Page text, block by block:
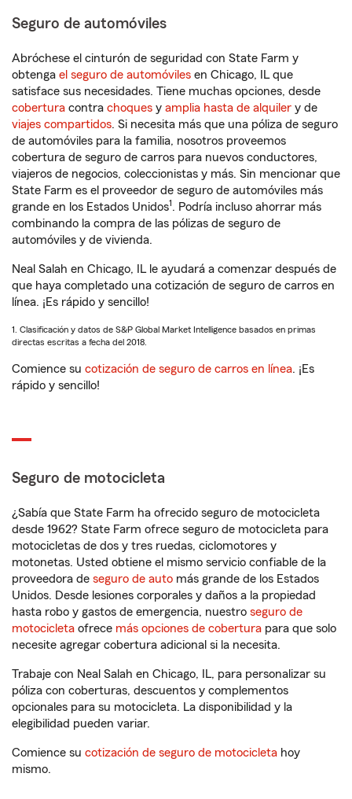
Seguro de automóviles
Abróchese el cinturón de seguridad con State Farm y
obtenga el seguro de automóviles en Chicago, IL que
satisface sus necesidades. Tiene muchas opciones, desde
cobertura contra choques y amplia hasta de alquiler y de
viajes compartidos. Si necesita más que una póliza de seguro
de automóviles para la familia, nosotros proveemos
cobertura de seguro de carros para nuevos conductores,
viajeros de negocios, coleccionistas y más. Sin mencionar que
State Farm es el proveedor de seguro de automóviles más
grande en los Estados Unidos1. Podría incluso ahorrar más
combinando la compra de las pólizas de seguro de
automóviles y de vivienda.
Neal Salah en Chicago, IL le ayudará a comenzar después de
que haya completado una cotización de seguro de carros en
línea. ¡Es rápido y sencillo!
1. Clasificación y datos de S&P Global Market Intelligence basados en primas
directas escritas a fecha del 2018.
Comience su cotización de seguro de carros en línea. ¡Es
rápido y sencillo!
Seguro de motocicleta
¿Sabía que State Farm ha ofrecido seguro de motocicleta
desde 1962? State Farm ofrece seguro de motocicleta para
motocicletas de dos y tres ruedas, ciclomotores y
motonetas. Usted obtiene el mismo servicio confiable de la
proveedora de seguro de auto más grande de los Estados
Unidos. Desde lesiones corporales y daños a la propiedad
hasta robo y gastos de emergencia, nuestro seguro de
motocicleta ofrece más opciones de cobertura para que solo
necesite agregar cobertura adicional si la necesita.
Trabaje con Neal Salah en Chicago, IL, para personalizar su
póliza con coberturas, descuentos y complementos
opcionales para su motocicleta. La disponibilidad y la
elegibilidad pueden variar.
Comience su cotización de seguro de motocicleta hoy
mismo.